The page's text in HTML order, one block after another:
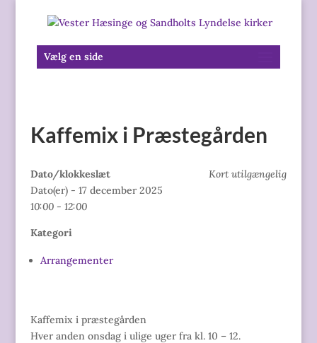
Vælg en side
Kaffemix i Præstegården
Kort utilgængelig
Dato/klokkeslæt
Dato(er) - 17 december 2025
10:00 - 12:00
Kategori
Arrangementer
Kaffemix i præstegården
Hver anden onsdag i ulige uger fra kl. 10 – 12.